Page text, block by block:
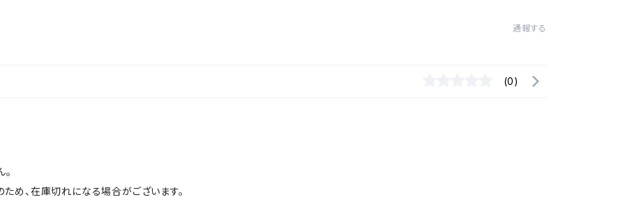
通報する
(0)
め、在庫切れになる場合がございます。